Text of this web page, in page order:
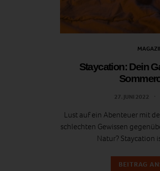
Staycation: Dein
27. JUNI 2022
Lust auf ein Abenteuer mit
schlechten Gewissen
Natur? Staycation
BEITRAG